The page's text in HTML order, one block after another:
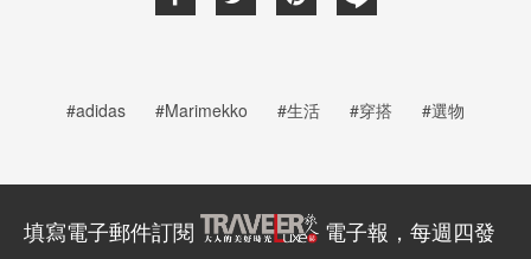
#adidas #Marimekko #生活 #穿搭 #選物
填寫電子郵件訂閱
電子報，每週四發